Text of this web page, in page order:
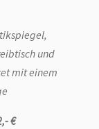
und
mit einem
€